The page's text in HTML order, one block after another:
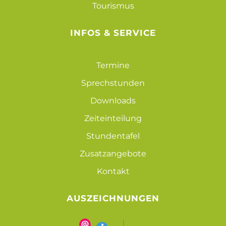
Tourismus
INFOS & SERVICE
Termine
Sprechstunden
Downloads
Zeiteinteilung
Stundentafel
Zusatzangebote
Kontakt
AUSZEICHNUNGEN